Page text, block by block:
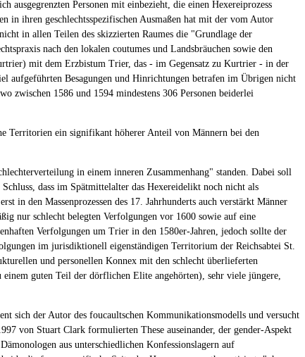
ausgegrenzten Personen mit einbezieht, die einen Hexereiprozess
in ihren geschlechtsspezifischen Ausmaßen hat mit der vom Autor
in allen Teilen des skizzierten Raumes die "Grundlage der
nach den lokalen coutumes und Landsbräuchen sowie den
mit dem Erzbistum Trier, das - im Gegensatz zu Kurtrier - in der
aufgeführten Besagungen und Hinrichtungen betrafen im Übrigen nicht
zwischen 1586 und 1594 mindestens 306 Personen beiderlei
Territorien ein signifikant höherer Anteil von Männern bei den
in einem inneren Zusammenhang" standen. Dabei soll
dass im Spätmittelalter das Hexereidelikt noch nicht als
in den Massenprozessen des 17. Jahrhunderts auch verstärkt Männer
nur schlecht belegten Verfolgungen vor 1600 sowie auf eine
Verfolgungen um Trier in den 1580er-Jahren, jedoch sollte der
im jurisdiktionell eigenständigen Territorium der Reichsabtei St.
und personellen Konnex mit den schlecht überlieferten
einem guten Teil der dörflichen Elite angehörten), sehr viele jüngere,
sich der Autor des foucaultschen Kommunikationsmodells und versucht
von Stuart Clark formulierten These auseinander, der gender-Aspekt
aus unterschiedlichen Konfessionslagern auf